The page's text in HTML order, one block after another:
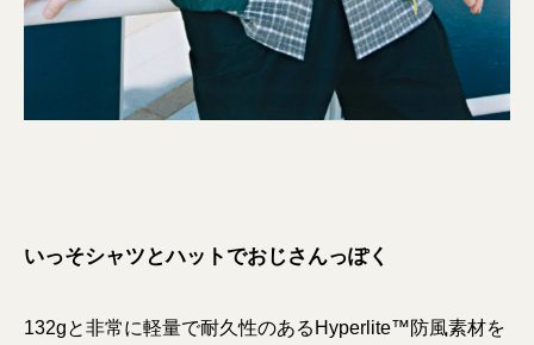
いっそシャツとハットでおじさんっぽく
132gと非常に軽量で耐久性のあるHyperlite™防風素材を